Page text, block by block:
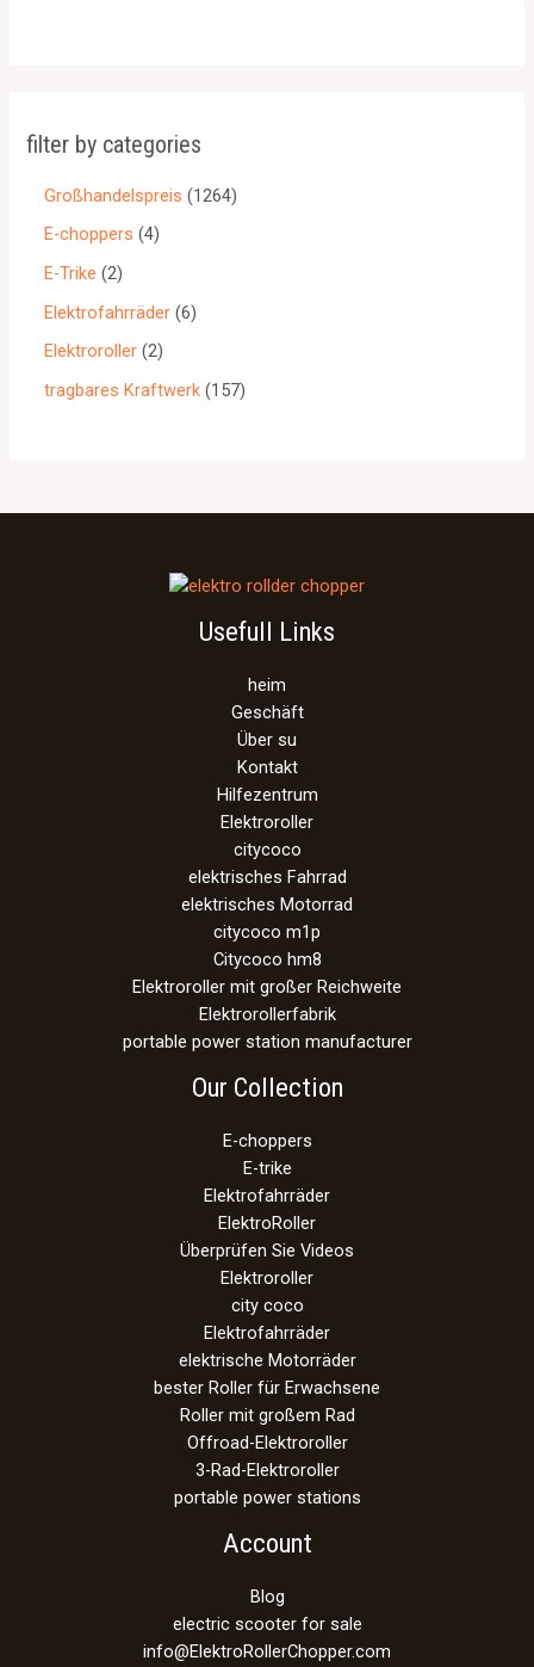
filter by categories
Großhandelspreis
1264
E-choppers 4
E-Trike 2
Elektrofahrräder 6
Elektroroller 2
tragbares Kraftwerk 157
Usefull Links
heim
Geschäft
Über su
Kontakt
Hilfezentrum
Elektroroller
citycoco
elektrisches Fahrrad
elektrisches Motorrad
citycoco m1p
Citycoco hm8
Elektroroller mit großer Reichweite
Elektrorollerfabrik
portable power station manufacturer
Our Collection
E-choppers
E-trike
Elektrofahrräder
ElektroRoller
Überprüfen Sie Videos
Elektroroller
city coco
Elektrofahrräder
elektrische Motorräder
bester Roller für Erwachsene
Roller mit großem Rad
Offroad-Elektroroller
3-Rad-Elektroroller
portable power stations
Account
Blog
electric scooter for sale
info@ElektroRollerChopper.com